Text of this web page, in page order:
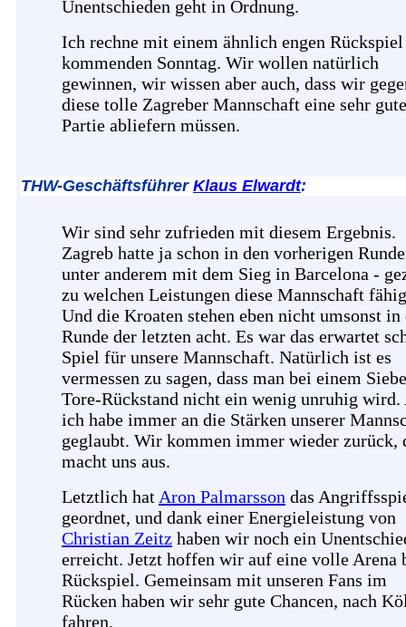
Unentschieden geht in Ordnung.
Ich rechne mit einem ähnlich engen
kommenden Sonntag. Wir wollen natürlich
gewinnen, wir wissen aber auch, dass wir
diese tolle Zagreber Mannschaft eine sehr gute
Partie abliefern müssen.
THW-Geschäftsführer Klaus Elwardt:
Wir sind sehr zufrieden mit diesem Ergebnis.
Zagreb hatte ja schon in den vorherigen
unter anderem mit dem Sieg in Barcelona -
zu welchen Leistungen diese Mannschaft
Und die Kroaten stehen eben nicht umsonst in
Runde der letzten acht. Es war das erwartet
Spiel für unsere Mannschaft. Natürlich ist es
vermessen zu sagen, dass man bei einem
Tore-Rückstand nicht ein wenig unruhig wird.
ich habe immer an die Stärken unserer
geglaubt. Wir kommen immer wieder zurück,
macht uns aus.
Letztlich hat Aron Palmarsson das
geordnet, und dank einer Energieleistung von
Christian Zeitz haben wir noch ein
erreicht. Jetzt hoffen wir auf eine volle Arena
Rückspiel. Gemeinsam mit unseren Fans im
Rücken haben wir sehr gute Chancen, nach
fahren.